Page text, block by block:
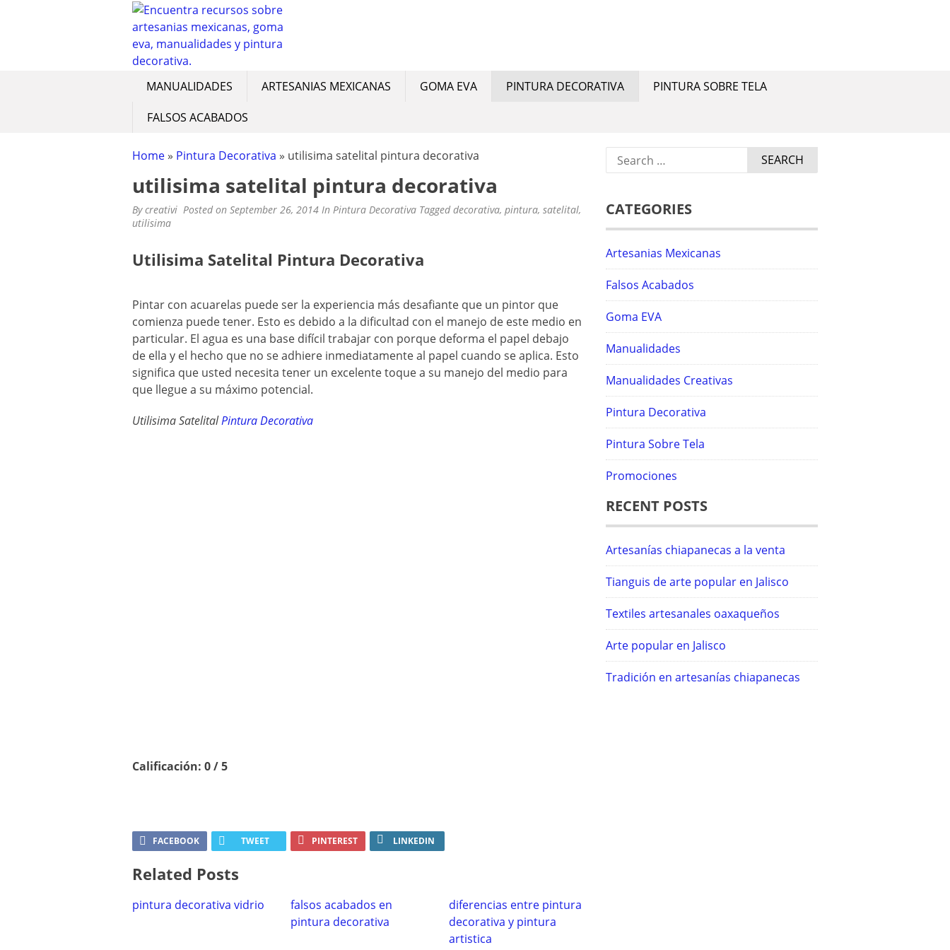
CREATIVIDAD MANUAL
Encuentra recursos sobre artesanias mexicanas, goma eva, manualidades y pintura decorativa.
MANUALIDADES ARTESANIAS MEXICANAS GOMA EVA PINTURA DECORATIVA
PINTURA SOBRE TELA
FALSOS ACABADOS
Home » Pintura Decorativa » utilisima satelital pintura decorativa
utilisima satelital pintura decorativa
Bycreativi Posted on September 26, 2014 In Pintura Decorativa Taggeddecorativa, pintura, satelital,
utilisima
Utilisima Satelital Pintura Decorativa
Pintar con acuarelas puede ser la experiencia más desafiante que un pintor que
comienza puede tener. Esto es debido a la dificultad con el manejo de este medio en
particular. El agua es una base difícil trabajar con porque deforma el papel debajo
de ella y el hecho que no se adhiere inmediatamente al papel cuando se aplica. Esto
significa que usted necesita tener un excelente toque a su manejo del medio para
que llegue a su máximo potencial.
Utilisima SatelitalPintura Decorativa
Calificación: 0 / 5
FACEBOOK TWEET PINTEREST LINKEDIN
Related Posts
pintura decorativa vidrio
falsos acabados en
pintura decorativa
diferencias entre pintura
decorativa y pintura
artistica
Search
for:
CATEGORIES
Artesanias Mexicanas
Falsos Acabados
Goma EVA
Manualidades
Manualidades Creativas
Pintura Decorativa
Pintura Sobre Tela
Promociones
RECENT POSTS
Artesanías chiapanecas a la venta
Tianguis de arte popular en Jalisco
Textiles artesanales oaxaqueños
Arte popular en Jalisco
Tradición en artesanías chiapanecas